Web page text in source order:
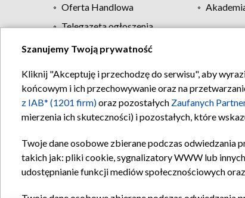
Oferta Handlowa
Telegazeta ogłoszenia
Regulamin
Szanujemy Twoją prywatność
Kliknij "Akceptuję i przechodzę do serwisu", aby
końcowym i ich przechowywanie oraz na
z IAB* (1201 firm)oraz pozostałych Zaufanych
mierzenia ich skuteczności) i pozostałych, które
Twoje dane osobowe zbierane podczas odwiedzania
takich jak: pliki cookie, sygnalizatory WWW lub
udostępnianie funkcji mediów społecznościowych